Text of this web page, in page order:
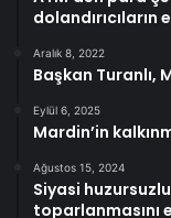
dolandırıcıların
Aralık 8, 2022
Başkan Turanlı,
Eylül 6, 2025
Mardin’in
Ağustos 15, 2024
Siyasi
toparlanmasını